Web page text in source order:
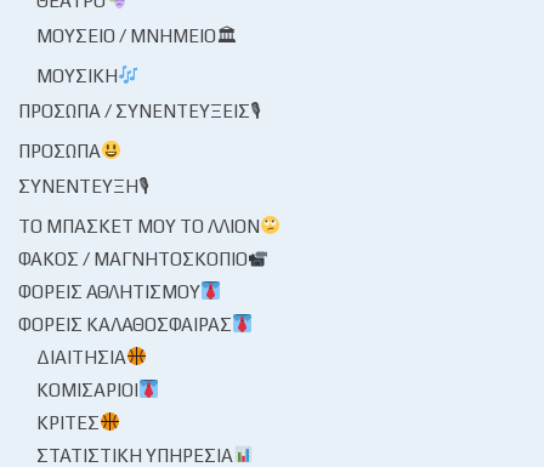
ΜΟΥΣΕΊΟ / ΜΝΗΜΕΊΟ🏛
ΜΟΥΣΙΚΉ
ΠΡΌΣΩΠΑ / ΣΥΝΕΝΤΕΎΞΕΙΣ🎙
ΠΡΌΣΩΠΑ
ΣΥΝΈΝΤΕΥΞΗ🎙
ΤΟ ΜΠΆΣΚΕΤ ΜΟΥ ΤΟ ΛΛΊΟΝ
ΦΑΚΌΣ / ΜΑΓΝΗΤΟΣΚΌΠΙΟ
ΦΟΡΕΊΣ ΑΘΛΗΤΙΣΜΟΎ
ΦΟΡΕΊΣ ΚΑΛΑΘΌΣΦΑΙΡΑΣ
ΔΙΑΙΤΗΣΊΑ
ΚΟΜΙΣΆΡΙΟΙ
ΚΡΙΤΈΣ
ΣΤΑΤΙΣΤΙΚΉ ΥΠΗΡΕΣΊΑ